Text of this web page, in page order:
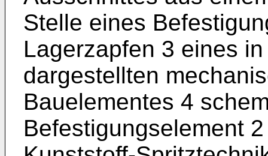
Stelle eines
Lagerzapfen 3 eines
dargestellten
Bauelementes 4
Befestigungselement